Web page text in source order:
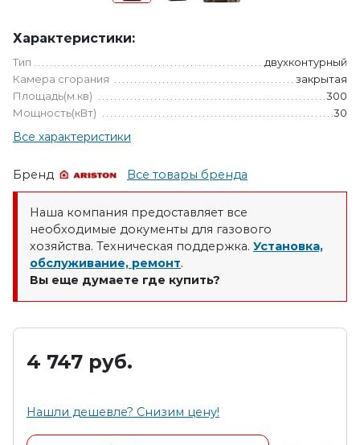
Характеристики:
Тип
двухконтурный
Камера сгорания
закрытая
Площадь(м.кв)
300
Мощность(кВт)
30
Все характеристики
Бренд Все товары бренда
Наша компания предоставляет все
необходимые документы для газового
хозяйства. Техническая поддержка. Установка,
обслуживание, ремонт.
Вы еще думаете где купить?
4 747 руб.
Нашли дешевле? Снизим цену!